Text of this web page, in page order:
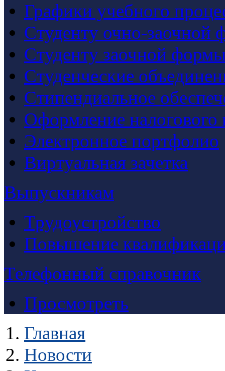
Графики учебного
Студенту очно-заочной
Студенту заочной
Студенческие
Стипендиальное
Оформление налогового
Электронное портфолио
Виртуальная зачетка
Выпускникам
Трудоустройство
Повышение
Телефонный справочник
Просмотреть
Главная
Новости